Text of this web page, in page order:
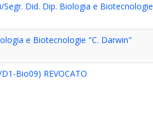
Did. Dip. Biologia e Biotecnologie
e Biotecnologie "C. Darwin"
Bio09) REVOCATO